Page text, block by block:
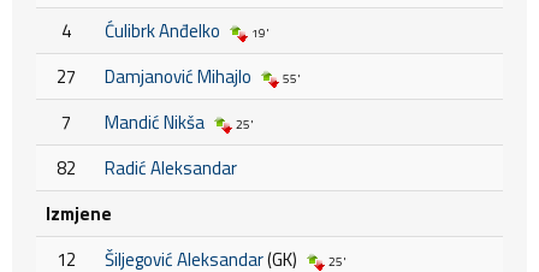
4 Ćulibrk Anđelko 19'
27 Damjanović Mihajlo 55'
7 Mandić Nikša 25'
82
Radić Aleksandar
Izmjene
12
Šiljegović Aleksandar(GK) 25'